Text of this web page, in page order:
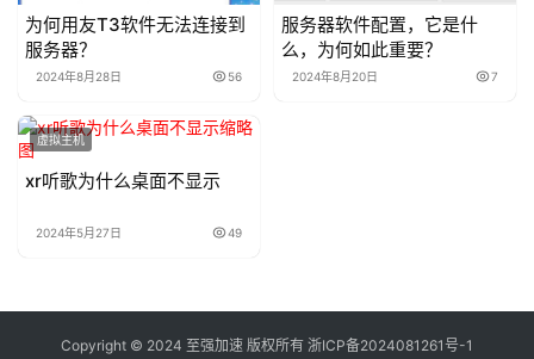
为何用友T3软件无法连接到
服务器？
2024年8月28日 56
服务器软件配置，它是什
么，为何如此重要？
2024年8月20日 7
虚拟主机
xr听歌为什么桌面不显示
2024年5月27日 49
Copyright © 2024 至强加速 版权所有 浙ICP备2024081261号-1